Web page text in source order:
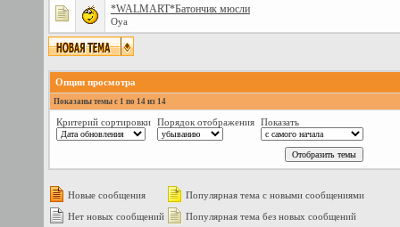
*WALMART*Батончик мюсли
Oya
Опции просмотра
Показаны темы с 1 по 14 из 14
Критерий сортировки Порядок отображения Показать
Новые сообщения
Популярная тема с новыми сообщениями
Нет новых сообщений
Популярная тема без новых сообщений